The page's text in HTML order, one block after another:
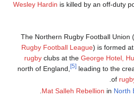
Wesley Hardin is killed by an off-duty
The Northern Rugby Football Union
Rugby Football League) is formed
rugby clubs at theGeorge Hotel,
north of England,
[5] leading to the
of
Mat Salleh Rebellion in North